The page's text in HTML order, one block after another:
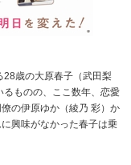
28歳の大原春子（武田梨
ものの、ここ数年、恋愛
の伊原ゆか（綾乃 彩）か
興味がなかった春子は乗